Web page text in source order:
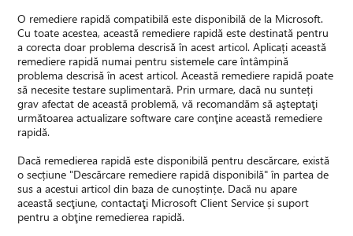
O remediere rapidă compatibilă este disponibilă de la Microsoft.
Cu toate acestea, această remediere rapidă este destinată pentru
a corecta doar problema descrisă în acest articol. Aplicați această
remediere rapidă numai pentru sistemele care întâmpină
problema descrisă în acest articol. Această remediere rapidă poate
să necesite testare suplimentară. Prin urmare, dacă nu sunteți
grav afectat de această problemă, vă recomandăm să aşteptaţi
următoarea actualizare software care conţine această remediere
rapidă.
Dacă remedierea rapidă este disponibilă pentru descărcare, există
o secțiune "Descărcare remediere rapidă disponibilă" în partea de
sus a acestui articol din baza de cunoștințe. Dacă nu apare
această secţiune, contactaţi Microsoft Client Service și suport
pentru a obţine remedierea rapidă.